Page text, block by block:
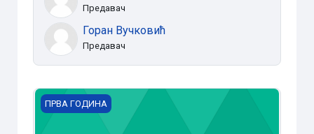
Предавач
Горан Вучковић
Предавач
Стари Завјет 2
ПРВА ГОДИНА